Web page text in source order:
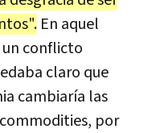
En aquel
conflicto
claro que
cambiaría las
por